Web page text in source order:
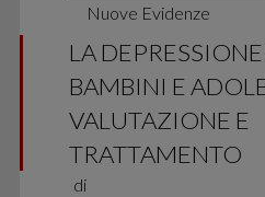
Nuove Evidenze
LA
BAMBINI E
VALUTAZIONE E
TRATTAMENTO
di